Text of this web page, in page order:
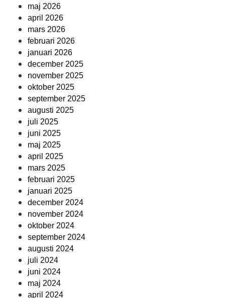
maj 2026
april 2026
mars 2026
februari 2026
januari 2026
december 2025
november 2025
oktober 2025
september 2025
augusti 2025
juli 2025
juni 2025
maj 2025
april 2025
mars 2025
februari 2025
januari 2025
december 2024
november 2024
oktober 2024
september 2024
augusti 2024
juli 2024
juni 2024
maj 2024
april 2024